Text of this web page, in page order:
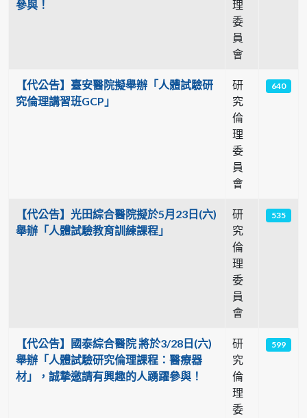
參與！
理
委
員
會
【代公告】臺安醫院擬舉辦「人體試驗研
究倫理講習班GCP」
研
究
倫
理
委
員
會
640
【代公告】光田綜合醫院擬於5月23日(六)
舉辦「人體試驗教育訓練課程」
研
究
倫
理
委
員
會
535
【代公告】國泰綜合醫院 將於3/28日(六)
舉辦「人體試驗研究倫理課程：醫療器
材」，誠摯邀請有興趣的人踴躍參與！
研
究
倫
理
委
599